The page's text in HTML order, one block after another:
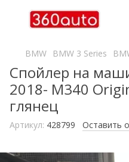
BMW BMW 3 Series
Спойлер на
2018- M340
глянец
Артикул: 428799 Оставить